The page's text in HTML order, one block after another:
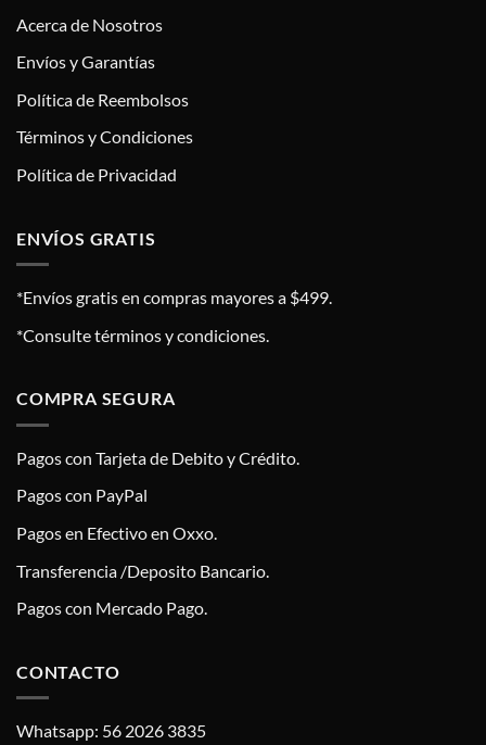
Acerca de Nosotros
Envíos y Garantías
Política de Reembolsos
Términos y Condiciones
Política de Privacidad
ENVÍOS GRATIS
*Envíos gratis en compras mayores a $499.
*Consulte términos y condiciones.
COMPRA SEGURA
Pagos con Tarjeta de Debito y Crédito.
Pagos con PayPal
Pagos en Efectivo en Oxxo.
Transferencia /Deposito Bancario.
Pagos con Mercado Pago.
CONTACTO
Whatsapp: 56 2026 3835